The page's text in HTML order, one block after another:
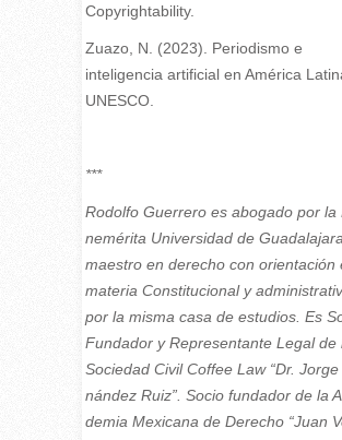
Copyrightability.
Zuazo, N. (2023). Periodismo e
inteligencia artificial en América
UNESCO.
***
Ro­dol­fo Gue­rre­ro es abo­ga­do por
ne­mé­ri­ta Uni­ver­si­dad de
maes­tro en de­re­cho con orien­ta­ción
ma­te­ria Cons­ti­tu­cio­nal y
por la mis­ma casa de es­tu­dios. Es
Fun­da­dor y Re­pre­sen­tan­te Le­gal de
So­cie­dad Ci­vil Cof­fee Law “Dr.
nán­dez Ruiz”. So­cio fun­da­dor de la
de­mia Me­xi­ca­na de De­re­cho “Juan